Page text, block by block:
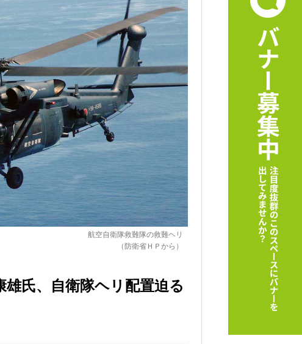
航空自衛隊救難隊の救難ヘリ
（防衛省ＨＰから）
氏、自衛隊ヘリ配置迫る